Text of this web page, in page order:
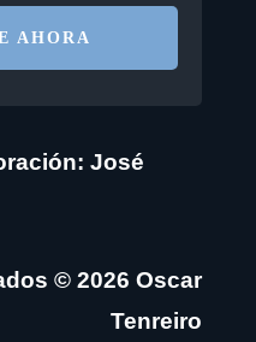
AHORA
José
© 2026 Oscar
Tenreiro